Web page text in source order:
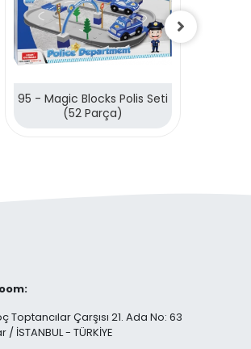
95 - Magic Blocks Polis Seti
(52 Parça)
Toptancılar Çarşısı 21. Ada No: 63
/ İSTANBUL - TÜRKİYE